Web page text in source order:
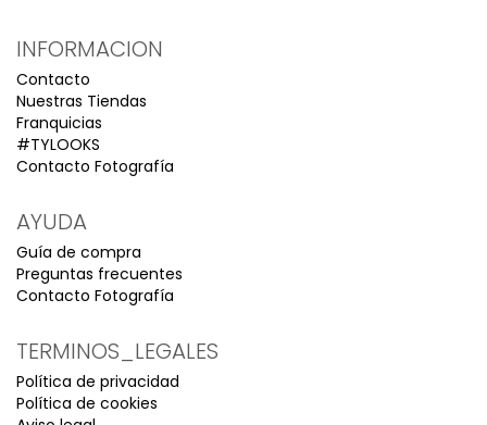
INFORMACION
Contacto
Nuestras Tiendas
Franquicias
#TYLOOKS
Contacto Fotografía
AYUDA
Guía de compra
Preguntas frecuentes
Contacto Fotografía
TERMINOS_LEGALES
Política de privacidad
Política de cookies